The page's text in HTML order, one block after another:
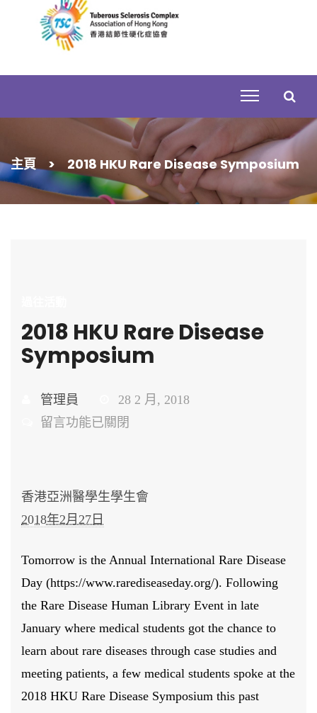
搜
尋
關
主頁 > 2018 HKU Rare Disease Symposium
2018 HKU Rare Disease
Symposium
管理員
28 2 月, 2018
在
Rare
Disease
中
留言功能已關閉
香港亞洲醫學生學生會
2018年2月27日
Tomorrow is the Annual International Rare Disease
Day (https://www.rarediseaseday.org/). Following
the Rare Disease Human Library Event in late
January where medical students got the chance to
learn about rare diseases through case studies and
meeting patients, a few medical students spoke at the
2018 HKU Rare Disease Symposium this past